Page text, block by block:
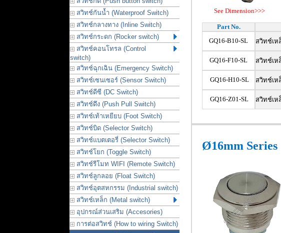
สวิทช์กันน้ำ (Waterproof Switch)
สวิทช์กลางทาง (Inline Switch)
สวิทช์กระดก (Rocker switch)
สวิทช์คอนโทรล (Control
switch)
สวิทช์ฉุกเฉิน (Emergency Switch)
สวิทช์เซนเซอร์ (Sensor Switch)
สวิทช์ดีซี (DC Switch)
สวิทช์ดึง (Push Pull Switch)
สวิทช์เท้าเหยียบ (Foot Switch)
สวิทช์บิด (Selector Switch)
สวิทช์แบตเตอรี่ (Selector Switch)
สวิทช์โยก (Toggle Switch)
สวิทช์รีโมท WIFI (Remote Switch)
สวิทช์ลูกลอย (Float Switch)
สวิทช์อุตสหกรรม (Industrial switch)
สวิทช์เหล็ก (Metal switch)
อุปกรณ์ส่วนเสริม (Accesories)
การต่อสวิทช์ (How to wiring Switch)
See Dimension>>>
Part No.
GQ16-B10-SL
สวิทช์เห
GQ16-F10-SL
สวิทช์เห
GQ16-H10-SL
สวิทช์เห
GQ16-Z01-SL
สวิทช์เห
Ø16mm Series